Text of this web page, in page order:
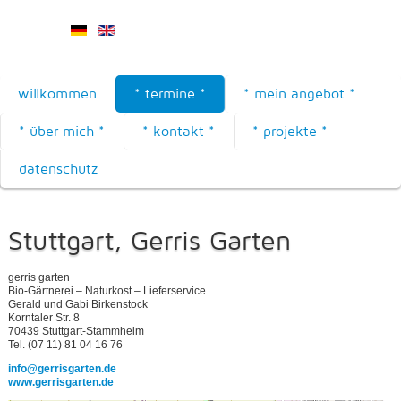
willkommen * termine * * mein angebot *
* über mich * * kontakt * * projekte *
datenschutz
Stuttgart, Gerris Garten
gerris garten
Bio-Gärtnerei – Naturkost – Lieferservice
Gerald und Gabi Birkenstock
Korntaler Str. 8
70439 Stuttgart-Stammheim
Tel. (07 11) 81 04 16 76
info@gerrisgarten.de
www.gerrisgarten.de